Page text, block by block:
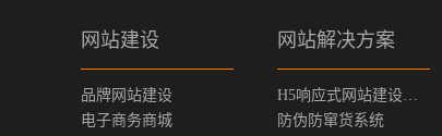
网站建设
品牌网站建设
电子商务商城
网站解决方案
H5响应式网站建设方案
防伪防窜货系统